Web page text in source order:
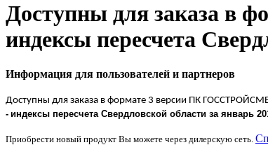
Доступны для заказа
индексы пересчета
Информация для пользователей и партнеров
Доступны для заказа в формате 3 версии ПК
- индексы пересчета Свердловской области за январь
Приобрести новый продукт Вы можете через дилерскую сеть.